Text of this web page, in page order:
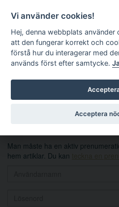
Logga in
Man måste ha en aktiv
hem artiklar. Du kan
Vi använder cookies!
Hej, denna webbplats
att den fungerar korrekt och
förstå hur du interagerar med
används först efter samtycke.
Acceptera